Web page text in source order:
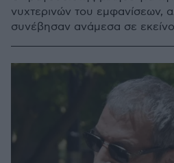
νυχτερινών του εμφανίσεων,
συνέβησαν ανάμεσα σε